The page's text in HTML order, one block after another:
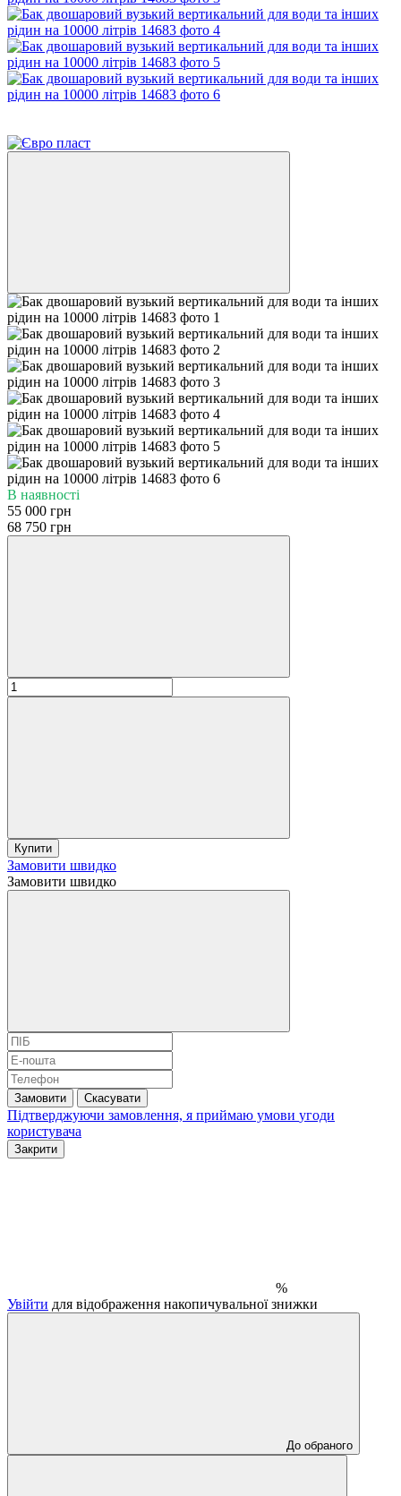
В наявності
55 000 грн
68 750 грн
Купити
Замовити швидко
Замовити швидко
Замовити Скасувати
Підтверджуючи замовлення, я приймаю умови угоди
користувача
Закрити
%
Увійти для відображення накопичувальної знижки
До обраного